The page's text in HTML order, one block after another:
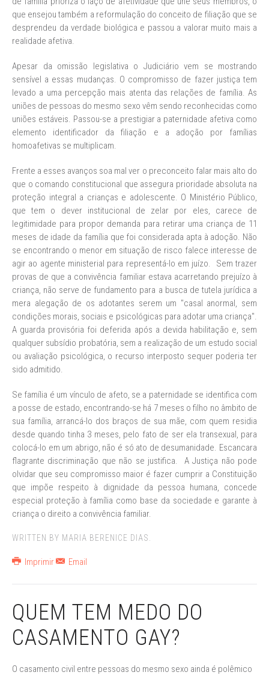
que ensejou também a reformulação do conceito de filiação que se
desprendeu da verdade biológica e passou a valorar muito mais a
realidade afetiva.
Apesar da omissão legislativa o Judiciário vem se mostrando
sensível a essas mudanças. O compromisso de fazer justiça tem
levado a uma percepção mais atenta das relações de família. As
uniões de pessoas do mesmo sexo vêm sendo reconhecidas como
uniões estáveis. Passou-se a prestigiar a paternidade afetiva como
elemento identificador da filiação e a adoção por famílias
homoafetivas se multiplicam.
Frente a esses avanços soa mal ver o preconceito falar mais alto do
que o comando constitucional que assegura prioridade absoluta na
proteção integral a crianças e adolescente. O Ministério Público,
que tem o dever institucional de zelar por eles, carece de
legitimidade para propor demanda para retirar uma criança de 11
meses de idade da família que foi considerada apta à adoção. Não
se encontrando o menor em situação de risco falece interesse de
agir ao agente ministerial para representá-lo em juízo. Sem trazer
provas de que a convivência familiar estava acarretando prejuízo à
criança, não serve de fundamento para a busca de tutela jurídica a
mera alegação de os adotantes serem um "casal anormal, sem
condições morais, sociais e psicológicas para adotar uma criança".
A guarda provisória foi deferida após a devida habilitação e, sem
qualquer subsídio probatória, sem a realização de um estudo social
ou avaliação psicológica, o recurso interposto sequer poderia ter
sido admitido.
Se família é um vínculo de afeto, se a paternidade se identifica com
a posse de estado, encontrando-se há 7 meses o filho no âmbito de
sua família, arrancá-lo dos braços de sua mãe, com quem residia
desde quando tinha 3 meses, pelo fato de ser ela transexual, para
colocá-lo em um abrigo, não é só ato de desumanidade. Escancara
flagrante discriminação que não se justifica. A Justiça não pode
olvidar que seu compromisso maior é fazer cumprir a Constituição
que impõe respeito à dignidade da pessoa humana, concede
especial proteção à família como base da sociedade e garante à
criança o direito a convivência familiar.
WRITTEN BY MARIA BERENICE DIAS.
Imprimir Email
QUEM TEM MEDO DO
CASAMENTO GAY?
O casamento civil entre pessoas do mesmo sexo ainda é polêmico